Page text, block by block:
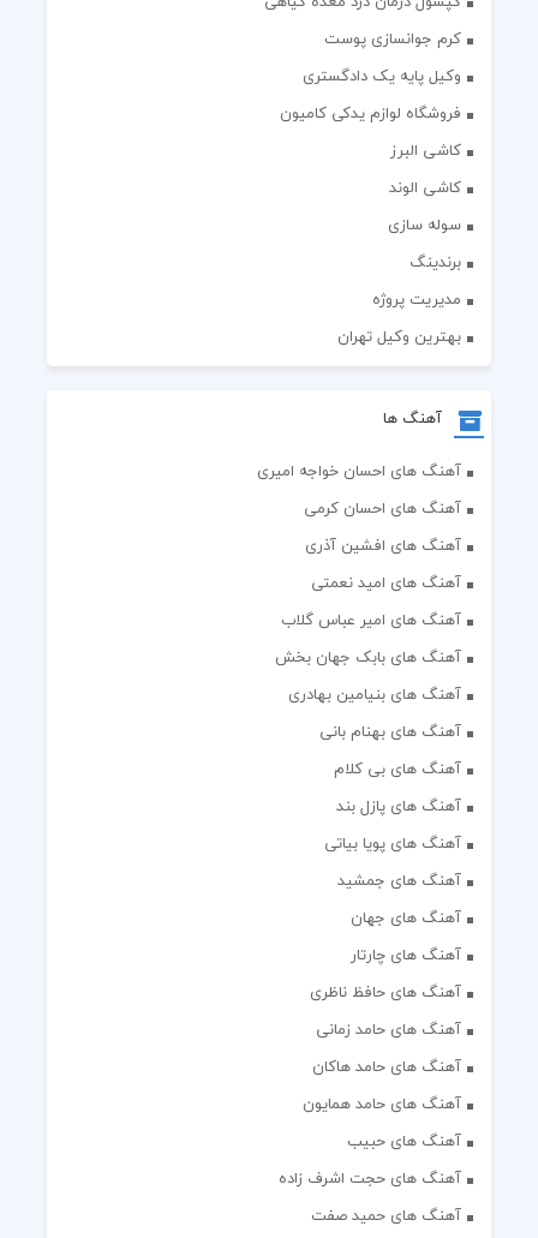
کرم جوانسازی پوست
وکیل پایه یک دادگستری
فروشگاه لوازم یدکی کامیون
کاشی البرز
کاشی الوند
سوله سازی
برندینگ
مدیریت پروژه
بهترین وکیل تهران
آهنگ ها
آهنگ های احسان خواجه امیری
آهنگ های احسان کرمی
آهنگ های افشین آذری
آهنگ های امید نعمتی
آهنگ های امیر عباس گلاب
آهنگ های بابک جهان بخش
آهنگ های بنیامین بهادری
آهنگ های بهنام بانی
آهنگ های بی کلام
آهنگ های پازل بند
آهنگ های پویا بیاتی
آهنگ های جمشید
آهنگ های جهان
آهنگ های چارتار
آهنگ های حافظ ناظری
آهنگ های حامد زمانی
آهنگ های حامد هاکان
آهنگ های حامد همایون
آهنگ های حبیب
آهنگ های حجت اشرف زاده
آهنگ های حمید صفت